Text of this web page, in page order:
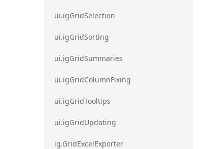
ui.igGridSelection
ui.igGridSorting
ui.igGridSummaries
ui.igGridColumnFixing
ui.igGridTooltips
ui.igGridUpdating
ig.GridExcelExporter